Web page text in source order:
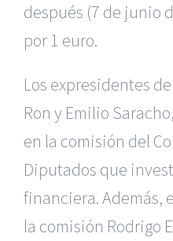
después (7 de junio
por 1 euro.
Los expresidentes
Ron y Emilio
en la comisión del
Diputados que
financiera. Además,
la comisión Rodrigo